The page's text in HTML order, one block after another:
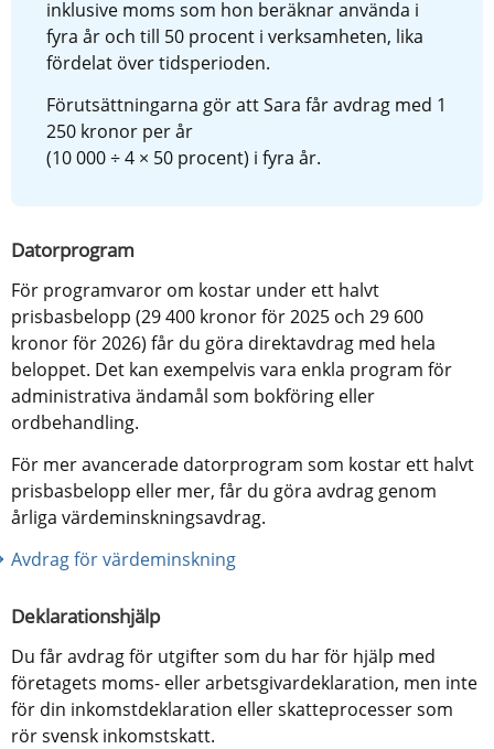
inklusive moms som hon beräknar använda i
fyra år och till 50 procent i verksamheten, lika
fördelat över tidsperioden.
Förutsättningarna gör att Sara får avdrag med 1
250 kronor per år
(10 000 ÷ 4 × 50 procent) i fyra år.
Datorprogram
För programvaror om kostar under ett halvt
prisbasbelopp (29 400 kronor för 2025 och 29 600
kronor för 2026) får du göra direktavdrag med hela
beloppet. Det kan exempelvis vara enkla program för
administrativa ändamål som bokföring eller
ordbehandling.
För mer avancerade datorprogram som kostar ett halvt
prisbasbelopp eller mer, får du göra avdrag genom
årliga värdeminskningsavdrag.
Avdrag för värdeminskning
Deklarationshjälp
Du får avdrag för utgifter som du har för hjälp med
företagets moms- eller arbetsgivardeklaration, men inte
för din inkomstdeklaration eller skatteprocesser som
rör svensk inkomstskatt.